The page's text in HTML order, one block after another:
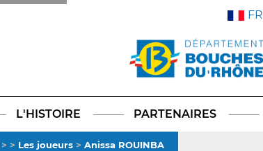
LinkedIn
X
FR
L'HISTOIRE PARTENAIRES
> > Les joueurs> Anissa ROUINBA